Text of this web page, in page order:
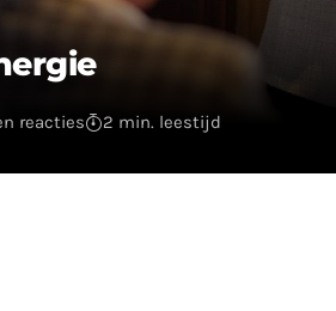
reacties 2 min. leestijd